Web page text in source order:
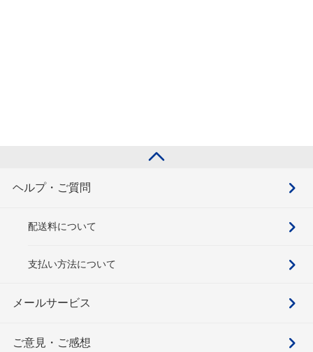
ヘルプ・ご質問
配送料について
支払い方法について
メールサービス
ご意見・ご感想